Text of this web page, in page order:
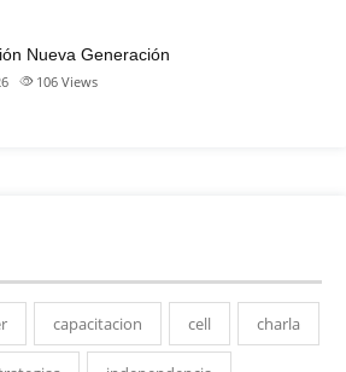
Nueva Generación
106 Views
capacitacion cell charla